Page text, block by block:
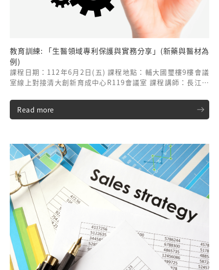
教育訓練: 「生醫領域專利保護與實務分享」(新藥與醫材為
例)
課程日期：112年6月2日(五) 課程地點：輔大國璽樓9樓會議
室線上對接清大創新育成中心R119會議室 課程講師：長江國
Read more